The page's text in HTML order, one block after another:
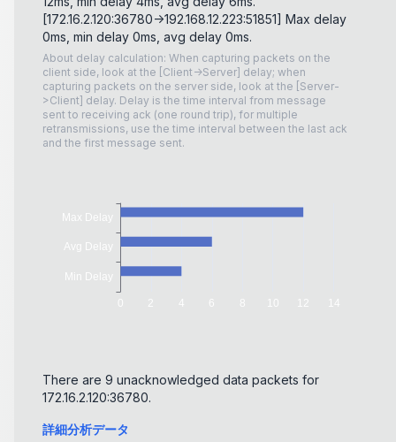
C
192.168.12.223:51851
ESTABLISHED 2023-11-28 06:37:08.942
seq：3672458269
/metrics_stateHTTP/1.1
172.16.2.120:36780
User-Agent
tel Mac OS X 10_15_7) AppleWebKit/5
ml,application/xml;q=0.9,image/avif,i
mage/webp,image/apng,*/*;q=0.8,a
=0.7\r\n
[172.16.2.120:36780->192.168.12.223:51851] Max delay
0ms, min delay 0ms, avg delay 0ms.
About delay calculation: When capturing packets on the
client side, look at the [Client->Server] delay; when
capturing packets on the server side, look at the [Server-
>Client] delay. Delay is the time interval from message
sent to receiving ack (one round trip), for multiple
retransmissions, use the time interval between the last ack
and the first message sent.
There are 9 unacknowledged data packets for
172.16.2.120:36780.
詳細分析データ